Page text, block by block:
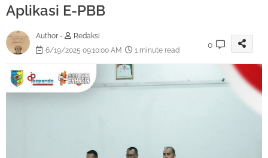
Aplikasi E-PBB
Author -
Redaksi
6/19/2025 09:10:00 AM
1 minute read
0